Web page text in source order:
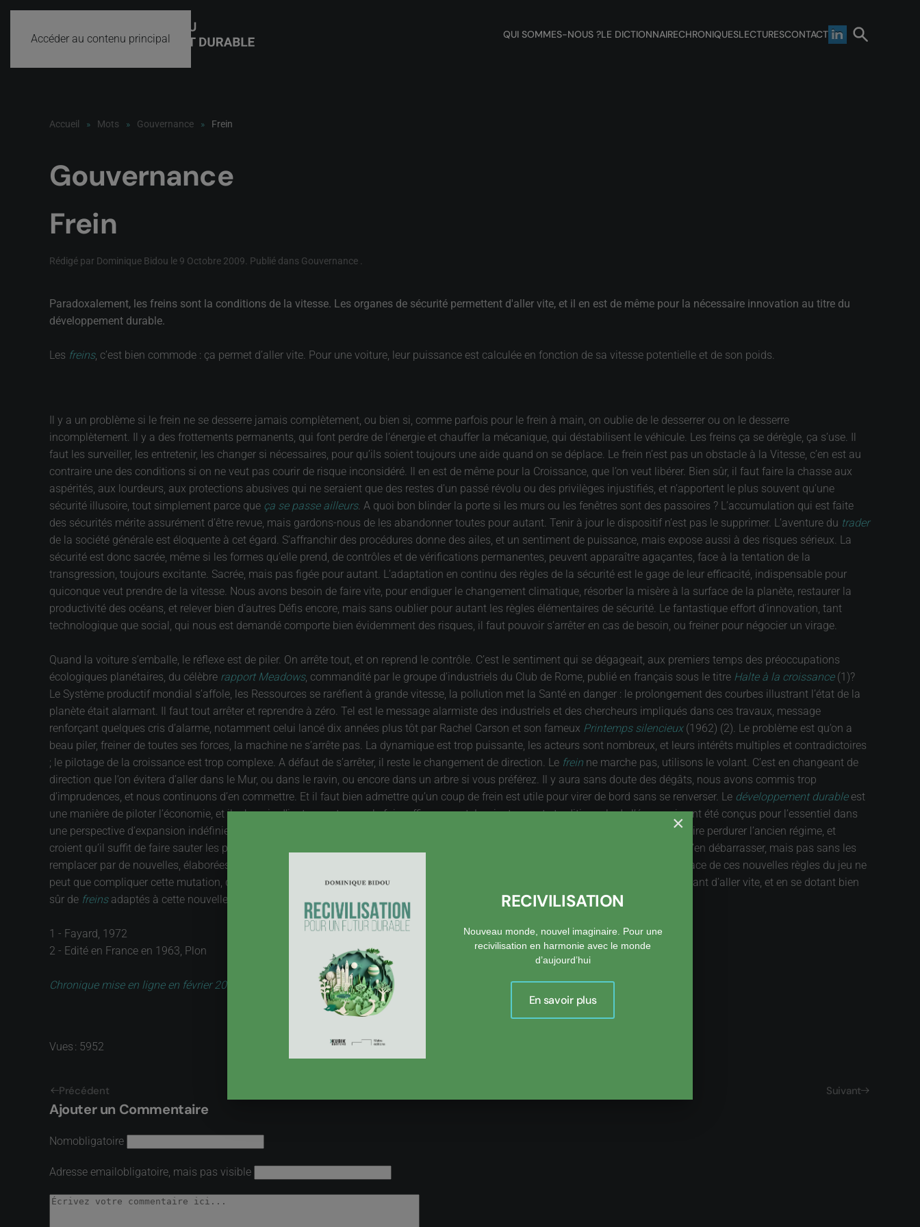
Accéder au contenu principal QUI SOMMES-NOUS ?LE DICTIONNAIRECHRONIQUESLECTURESCONTACT
Accueil Mots Gouvernance Frein
Gouvernance
Frein
Rédigé par Dominique Bidou le 9 Octobre 2009 . Publié dans Gouvernance
Paradoxalement, les freins sont la conditions de la vitesse. Les organes de sécurité permettent d'aller vite, et il en est de même pour la nécessaire innovation au titre du
développement durable.
Les freins, c’est bien commode : ça permet d’aller vite. Pour une voiture, leur puissance est calculée en fonction de sa vitesse potentielle et de son poids.
Il y a un problème si le frein ne se desserre jamais complètement, ou bien si, comme parfois pour le frein à main, on oublie de le desserrer ou on le desserre
incomplètement. Il y a des frottements permanents, qui font perdre de l’énergie et chauffer la mécanique, qui déstabilisent le véhicule. Les freins ça se dérègle, ça s’use. Il
faut les surveiller, les entretenir, les changer si nécessaires, pour qu’ils soient toujours une aide quand on se déplace. Le frein n’est pas un obstacle à la Vitesse, c’en est au
contraire une des conditions si on ne veut pas courir de risque inconsidéré. Il en est de même pour la Croissance, que l’on veut libérer. Bien sûr, il faut faire la chasse aux
aspérités, aux lourdeurs, aux protections abusives qui ne seraient que des restes d’un passé révolu ou des privilèges injustifiés, et n’apportent le plus souvent qu’une
sécurité illusoire, tout simplement parce que ça se passe ailleurs. A quoi bon blinder la porte si les murs ou les fenêtres sont des passoires ? L’accumulation qui est faite
des sécurités mérite assurément d’être revue, mais gardons-nous de les abandonner toutes pour autant. Tenir à jour le dispositif n’est pas le supprimer. L’aventure du trader
de la société générale est éloquente à cet égard. S’affranchir des procédures donne des ailes, et un sentiment de puissance, mais expose aussi à des risques sérieux. La
sécurité est donc sacrée, même si les formes qu’elle prend, de contrôles et de vérifications permanentes, peuvent apparaître agaçantes, face à la tentation de la
transgression, toujours excitante. Sacrée, mais pas figée pour autant. L’adaptation en continu des règles de la sécurité est le gage de leur efficacité, indispensable pour
quiconque veut prendre de la vitesse. Nous avons besoin de faire vite, pour endiguer le changement climatique, résorber la misère à la surface de la planète, restaurer la
productivité des océans, et relever bien d’autres Défis encore, mais sans oublier pour autant les règles élémentaires de sécurité. Le fantastique effort d’innovation, tant
technologique que social, qui nous est demandé comporte bien évidemment des risques, il faut pouvoir s’arrêter en cas de besoin, ou freiner pour négocier un virage.
Quand la voiture s’emballe, le réflexe est de piler. On arrête tout, et on reprend le contrôle. C’est le sentiment qui se dégageait, aux premiers temps des préoccupations
écologiques planétaires, du célèbre rapport Meadows, commandité par le groupe d’industriels du Club de Rome, publié en français sous le titre Halte à la croissance(1)?
Le Système productif mondial s’affole, les Ressources se raréfient à grande vitesse, la pollution met la Santé en danger : le prolongement des courbes illustrant l’état de la
planète était alarmant. Il faut tout arrêter et reprendre à zéro. Tel est le message alarmiste des industriels et des chercheurs impliqués dans ces travaux, message
renforçant quelques cris d’alarme, notamment celui lancé dix années plus tôt par Rachel Carson et son fameux Printemps silencieux(1962) (2). Le problème est qu’on a
beau piler, freiner de toutes ses forces, la machine ne s’arrête pas. La dynamique est trop puissante, les acteurs sont nombreux, et leurs intérêts multiples et contradictoires
; le pilotage de la croissance est trop complexe. A défaut de s’arrêter, il reste le changement de direction. Le frein ne marche pas, utilisons le volant. C’est en changeant de
direction que l’on évitera d’aller dans le Mur, ou dans le ravin, ou encore dans un arbre si vous préférez. Il y aura sans doute des dégâts, nous avons commis trop
d’imprudences, et nous continuons d’en commettre. Et il faut bien admettre qu’un coup de frein est utile pour virer de bord sans se renverser. Le développement durableest
une manière de piloter l’économie, et il a besoin d’instruments pour le faire efficacement. Les instruments traditionnels de l’économie ont été conçus pour l’essentiel dans
une perspective d’expansion indéfinie, et il faut les renouveler. Ce changement d’attitude est douloureux pour certains, qui tentent de faire perdurer l’ancien régime, et
croient qu’il suffit de faire sauter les protections pour y parvenir. Il est vrai que de nombreuses régulations sont obsolètes, et qu’il faut s’en débarrasser, mais pas sans les
remplacer par de nouvelles, élaborées dans la perspective d’un monde fini, au sens où il n’est pas infini. Tout retard dans la mise en place de ces nouvelles règles du jeu ne
peut que compliquer cette mutation, dont on sait bien qu’elle sera longue et controversée. Autant la commencer tout de suite, en essayant d’aller vite, et en se dotant bien
sûr de freinsadaptés à cette nouvelle forme de développement.
1 - Fayard, 1972
2 - Edité en France en 1963, Plon
Chronique mise en ligne en février 2008
Vues : 5952
Précédent Suivant
Ajouter un Commentaire
Nomobligatoire
Adresse emailobligatoire, mais pas visible
×
RECIVILISATION
Nouveau monde, nouvel imaginaire. Pour une
recivilisation en harmonie avec le monde
d’aujourd’hui
En savoir plus